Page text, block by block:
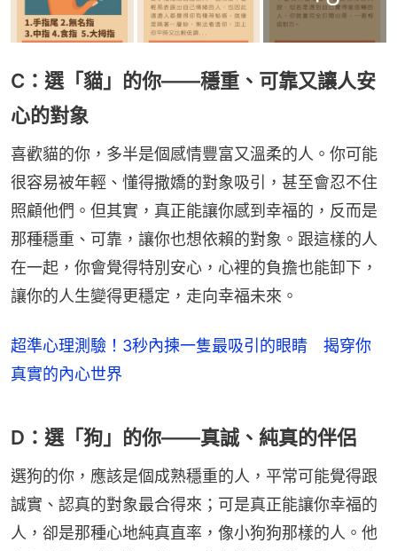
C：選「貓」的你——穩重、可靠又讓人安
心的對象
喜歡貓的你，多半是個感情豐富又溫柔的人。你可能
很容易被年輕、懂得撒嬌的對象吸引，甚至會忍不住
照顧他們。但其實，真正能讓你感到幸福的，反而是
那種穩重、可靠，讓你也想依賴的對象。跟這樣的人
在一起，你會覺得特別安心，心裡的負擔也能卸下，
讓你的人生變得更穩定，走向幸福未來。
超準心理測驗！3秒內揀一隻最吸引的眼睛 揭穿你
真實的內心世界
D：選「狗」的你——真誠、純真的伴侶
選狗的你，應該是個成熟穩重的人，平常可能覺得跟
誠實、認真的對象最合得來；可是真正能讓你幸福的
人，卻是那種心地純真直率，像小狗狗那樣的人。他